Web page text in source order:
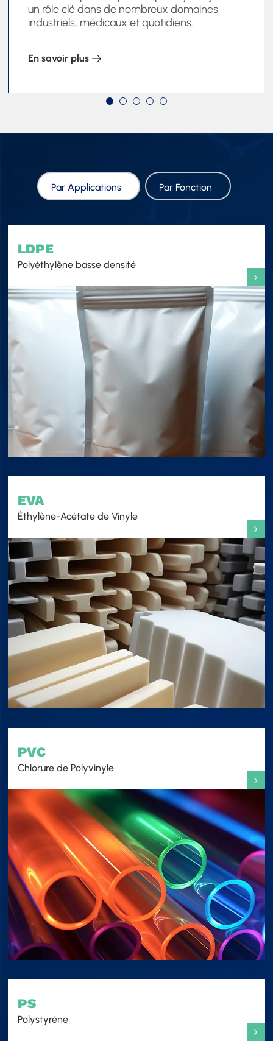
un rôle clé dans de nombreux domaines
industriels, médicaux et quotidiens.
En savoir plus
Par Applications Par Fonction
LDPE
Polyéthylène basse densité
EVA
Éthylène-Acétate de Vinyle
PVC
Chlorure de Polyvinyle
PS
Polystyrène